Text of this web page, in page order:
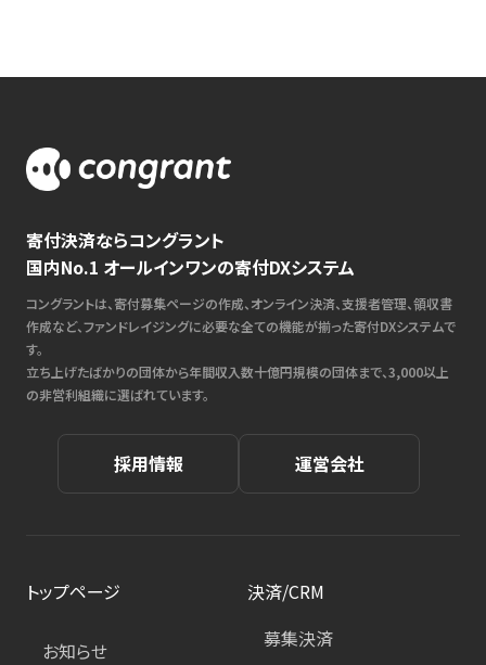
寄付決済ならコングラント
国内No.1 オールインワンの寄付DXシステム
コングラントは、寄付募集ページの作成、オンライン決済、支援者管理、領収書
作成など、ファンドレイジングに必要な全ての機能が揃った寄付DXシステムで
す。
立ち上げたばかりの団体から年間収入数十億円規模の団体まで、3,000以上
の非営利組織に選ばれています。
採用情報 運営会社
トップページ
お知らせ
決済/CRM
募集決済